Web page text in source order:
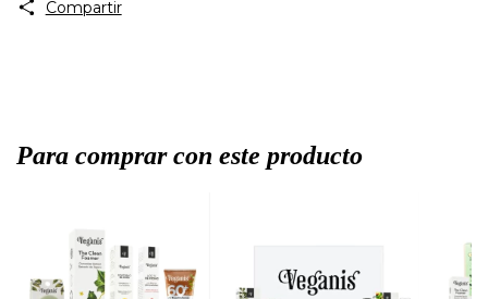
Compartir
Para comprar con este producto